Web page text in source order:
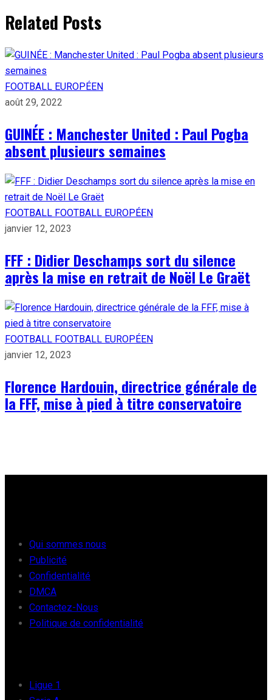
Related Posts
FOOTBALL EUROPÉEN
août 29, 2022
GUINÉE : Manchester United : Paul Pogba
absent plusieurs semaines
FOOTBALL FOOTBALL EUROPÉEN
janvier 12, 2023
FFF : Didier Deschamps sort du silence
après la mise en retrait de Noël Le Graët
FOOTBALL FOOTBALL EUROPÉEN
janvier 12, 2023
Florence Hardouin, directrice générale de
la FFF, mise à pied à titre conservatoire
Qui sommes nous
Publicité
Confidentialité
DMCA
Contactez-Nous
Politique de confidentialité
Ligue 1